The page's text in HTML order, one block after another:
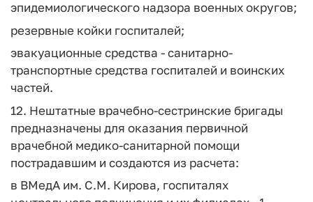
эпидемиологического надзора военных округов;
резервные койки госпиталей;
эвакуационные средства - санитарно-
транспортные средства госпиталей и воинских
частей.
12. Нештатные врачебно-сестринские бригады
предназначены для оказания первичной
врачебной медико-санитарной помощи
пострадавшим и создаются из расчета:
в ВМедА им. С.М. Кирова, госпиталях